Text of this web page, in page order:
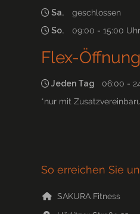
Sa.
geschlossen
So.
09:00 - 15:00 Uhr
Flex-
Jeden Tag 06:00 -
*nur mit
So erreichen Sie
SAKURA Fitness